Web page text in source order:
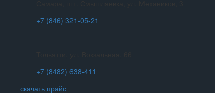
+7 (846) 321-05-21
+7 (8482) 638-411
скачать прайс